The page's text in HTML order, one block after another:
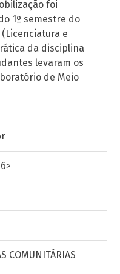
foi
1º semestre do
e
da disciplina
levaram os
de Meio
COMUNITÁRIAS